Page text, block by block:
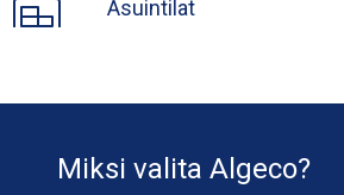
Asuintilat
Miksi valita Algeco?